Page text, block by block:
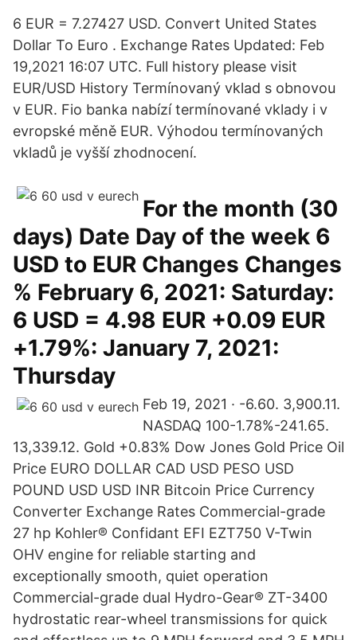
6 EUR = 7.27427 USD. Convert United States
Dollar To Euro . Exchange Rates Updated: Feb
19,2021 16:07 UTC. Full history please visit
EUR/USD History Termínovaný vklad s obnovou
v EUR. Fio banka nabízí termínované vklady i v
evropské měně EUR. Výhodou termínovaných
vkladů je vyšší zhodnocení.
For the month (30
days) Date Day of the week 6
USD to EUR Changes Changes
% February 6, 2021: Saturday:
6 USD = 4.98 EUR +0.09 EUR
+1.79%: January 7, 2021:
Thursday
Feb 19, 2021 · -6.60. 3,900.11.
NASDAQ 100-1.78%-241.65.
13,339.12. Gold +0.83% Dow Jones Gold Price Oil
Price EURO DOLLAR CAD USD PESO USD
POUND USD USD INR Bitcoin Price Currency
Converter Exchange Rates Commercial-grade
27 hp Kohler® Confidant EFI EZT750 V-Twin
OHV engine for reliable starting and
exceptionally smooth, quiet operation
Commercial-grade dual Hydro-Gear® ZT-3400
hydrostatic rear-wheel transmissions for quick